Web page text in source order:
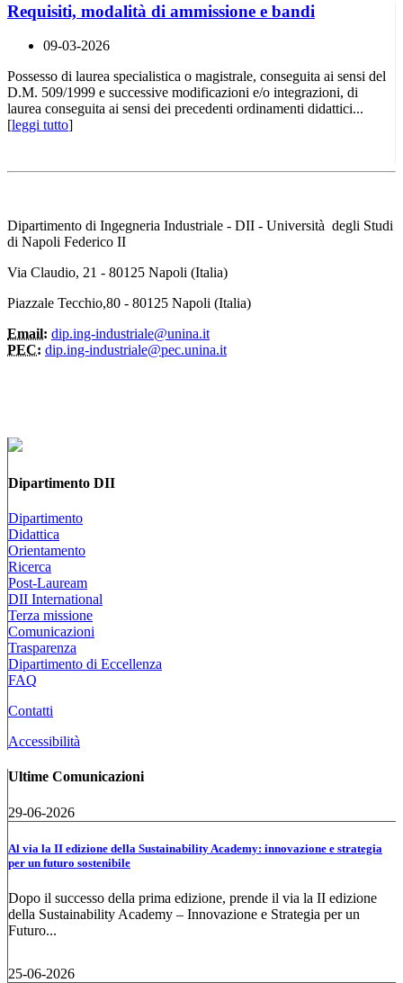
Requisiti, modalità di ammissione e bandi
09-03-2026
Possesso di laurea specialistica o magistrale, conseguita ai sensi del
D.M. 509/1999 e successive modificazioni e/o integrazioni, di
laurea conseguita ai sensi dei precedenti ordinamenti didattici...
[leggi tutto]
Dipartimento di Ingegneria Industriale - DII - Università degli Studi
di Napoli Federico II
Via Claudio, 21 - 80125 Napoli (Italia)
Piazzale Tecchio,80 - 80125 Napoli (Italia)
Email: dip.ing-industriale@unina.it
PEC: dip.ing-industriale@pec.unina.it
Dipartimento DII
Dipartimento
Didattica
Orientamento
Ricerca
Post-Lauream
DII International
Terza missione
Comunicazioni
Trasparenza
Dipartimento di Eccellenza
FAQ
Contatti
Accessibilità
Ultime Comunicazioni
29-06-2026
Al via la II edizione della Sustainability Academy: innovazione e strategia
per un futuro sostenibile
Dopo il successo della prima edizione, prende il via la II edizione
della Sustainability Academy – Innovazione e Strategia per un
Futuro...
25-06-2026